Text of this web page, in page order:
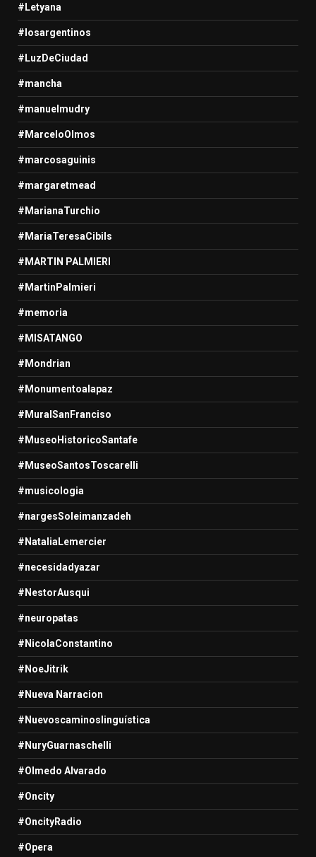
#Letyana
#losargentinos
#LuzDeCiudad
#mancha
#manuelmudry
#MarceloOlmos
#marcosaguinis
#margaretmead
#MarianaTurchio
#MariaTeresaCibils
#MARTIN PALMIERI
#MartinPalmieri
#memoria
#MISATANGO
#Mondrian
#Monumentoalapaz
#MuralSanFranciso
#MuseoHistoricoSantafe
#MuseoSantosToscarelli
#musicologia
#nargesSoleimanzadeh
#NataliaLemercier
#necesidadyazar
#NestorAusqui
#neuropatas
#NicolaConstantino
#NoeJitrik
#Nueva Narracion
#Nuevoscaminoslinguística
#NuryGuarnaschelli
#Olmedo Alvarado
#Oncity
#OncityRadio
#Opera